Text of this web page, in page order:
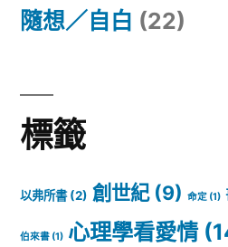
隨想／自白 (22)
標籤
以弗所書(2) 創世紀(9) 命定 (1)
伯來書 (1) 心理學看愛情